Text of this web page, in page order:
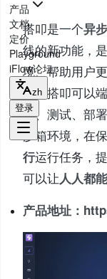
产品
文档
定价
Playground
iFlow论坛
zh
登录
搭叩是一个异
线的新功能，
境、帮助用户
具。搭叩可以
码、测试、部
沙箱环境，在
行运行任务，
可以让 人人都
产品地址：